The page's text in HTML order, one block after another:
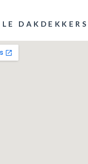
DAKDEKKERS